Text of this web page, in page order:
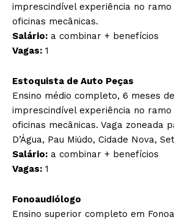
imprescindível experiência no ramo
oficinas mecânicas.
Salário: a combinar + benefícios
Vagas: 1
Estoquista de Auto Peças
Ensino médio completo, 6 meses
imprescindível experiência no ramo
oficinas mecânicas. Vaga zoneada
D’Água, Pau Miúdo, Cidade Nova,
Salário: a combinar + benefícios
Vagas: 1
Fonoaudiólogo
Ensino superior completo em